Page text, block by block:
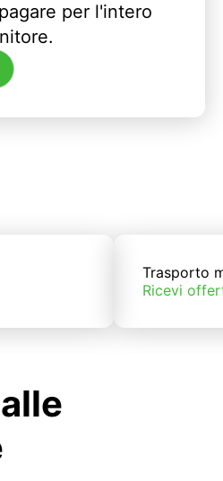
per l'intero
Trasporto
Ricevi